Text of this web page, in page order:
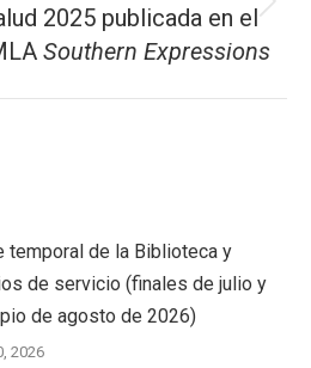
2025 publicada en el
Southern Expressions
temporal de la Biblioteca y
de servicio (finales de julio y
de agosto de 2026)
2026